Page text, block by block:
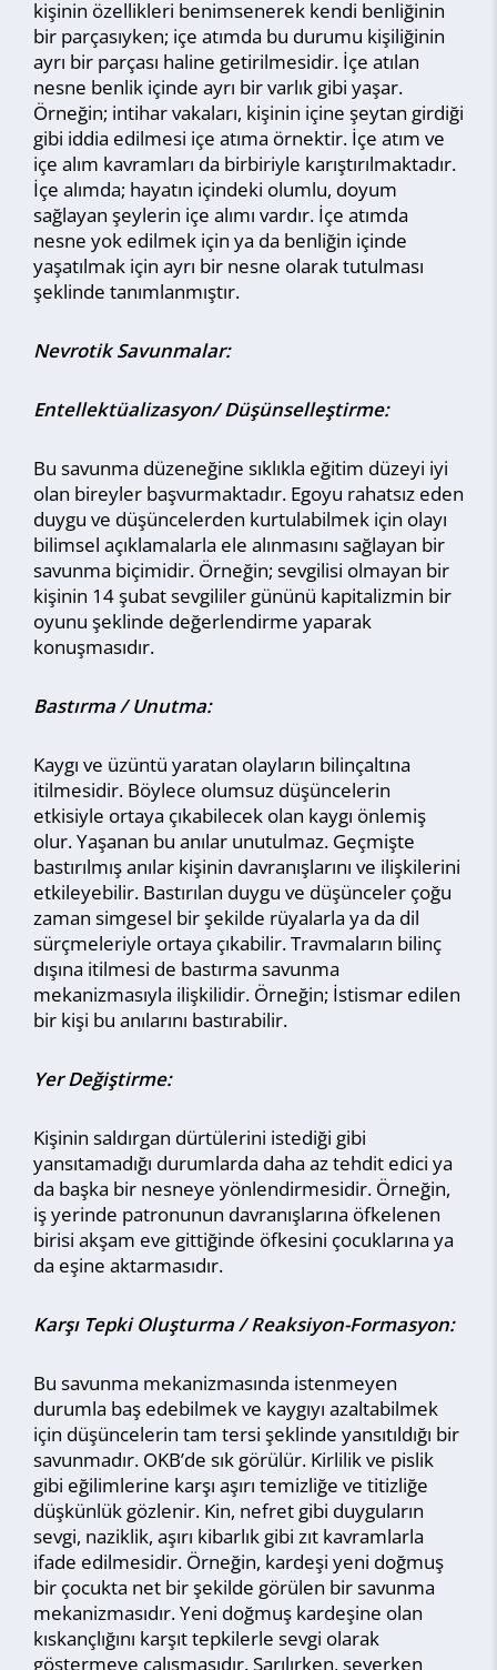
kişinin özellikleri benimsenerek kendi benliğinin
bir parçasıyken; içe atımda bu durumu kişiliğinin
ayrı bir parçası haline getirilmesidir. İçe atılan
nesne benlik içinde ayrı bir varlık gibi yaşar.
Örneğin; intihar vakaları, kişinin içine şeytan girdiği
gibi iddia edilmesi içe atıma örnektir. İçe atım ve
içe alım kavramları da birbiriyle karıştırılmaktadır.
İçe alımda; hayatın içindeki olumlu, doyum
sağlayan şeylerin içe alımı vardır. İçe atımda
nesne yok edilmek için ya da benliğin içinde
yaşatılmak için ayrı bir nesne olarak tutulması
şeklinde tanımlanmıştır.
Nevrotik Savunmalar:
Entellektüalizasyon/ Düşünselleştirme:
Bu savunma düzeneğine sıklıkla eğitim düzeyi iyi
olan bireyler başvurmaktadır. Egoyu rahatsız eden
duygu ve düşüncelerden kurtulabilmek için olayı
bilimsel açıklamalarla ele alınmasını sağlayan bir
savunma biçimidir. Örneğin; sevgilisi olmayan bir
kişinin 14 şubat sevgililer gününü kapitalizmin bir
oyunu şeklinde değerlendirme yaparak
konuşmasıdır.
Bastırma / Unutma:
Kaygı ve üzüntü yaratan olayların bilinçaltına
itilmesidir. Böylece olumsuz düşüncelerin
etkisiyle ortaya çıkabilecek olan kaygı önlemiş
olur. Yaşanan bu anılar unutulmaz. Geçmişte
bastırılmış anılar kişinin davranışlarını ve ilişkilerini
etkileyebilir. Bastırılan duygu ve düşünceler çoğu
zaman simgesel bir şekilde rüyalarla ya da dil
sürçmeleriyle ortaya çıkabilir. Travmaların bilinç
dışına itilmesi de bastırma savunma
mekanizmasıyla ilişkilidir. Örneğin; İstismar edilen
bir kişi bu anılarını bastırabilir.
Yer Değiştirme:
Kişinin saldırgan dürtülerini istediği gibi
yansıtamadığı durumlarda daha az tehdit edici ya
da başka bir nesneye yönlendirmesidir. Örneğin,
iş yerinde patronunun davranışlarına öfkelenen
birisi akşam eve gittiğinde öfkesini çocuklarına ya
da eşine aktarmasıdır.
Karşı Tepki Oluşturma / Reaksiyon-Formasyon:
Bu savunma mekanizmasında istenmeyen
durumla baş edebilmek ve kaygıyı azaltabilmek
için düşüncelerin tam tersi şeklinde yansıtıldığı bir
savunmadır. OKB’de sık görülür. Kirlilik ve pislik
gibi eğilimlerine karşı aşırı temizliğe ve titizliğe
düşkünlük gözlenir. Kin, nefret gibi duyguların
sevgi, naziklik, aşırı kibarlık gibi zıt kavramlarla
ifade edilmesidir. Örneğin, kardeşi yeni doğmuş
bir çocukta net bir şekilde görülen bir savunma
mekanizmasıdır. Yeni doğmuş kardeşine olan
kıskançlığını karşıt tepkilerle sevgi olarak
göstermeye çalışmasıdır. Sarılırken, severken